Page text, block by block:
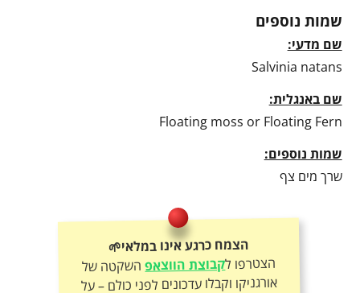
שמות נוספים
שם מדעי:
Salvinia natans
שם באנגלית:
Floating moss or Floating Fern
שמות נוספים:
שרך מים צף
הצמח כרגע אינו במלאי🌱
הצטרפו לקבוצת הווצאפהשקטה של
אורגניקו וקבלו עדכונים לפני כולם – על